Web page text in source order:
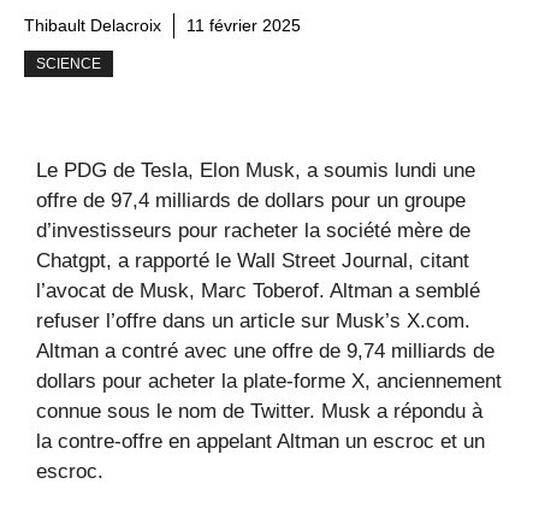
Thibault Delacroix 11 février 2025
SCIENCE
Le PDG de Tesla, Elon Musk, a soumis lundi une
offre de 97,4 milliards de dollars pour un groupe
d’investisseurs pour racheter la société mère de
Chatgpt, a rapporté le Wall Street Journal, citant
l’avocat de Musk, Marc Toberof. Altman a semblé
refuser l’offre dans un article sur Musk’s X.com.
Altman a contré avec une offre de 9,74 milliards de
dollars pour acheter la plate-forme X, anciennement
connue sous le nom de Twitter. Musk a répondu à
la contre-offre en appelant Altman un escroc et un
escroc.